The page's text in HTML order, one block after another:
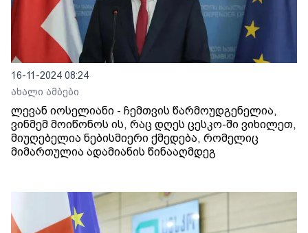
16-11-2024 08:24
ახალი ამბები
ლევან იოსელიანი - ჩემთვის წარმოუდგენელია,
ვინმემ მოიწონოს ის, რაც დღეს ცესკო-ში ვიხილეთ,
მიუღებელია ნებისმიერი ქმედება, რომელიც
მიმართულია ადამიანის წინააღმდეგ